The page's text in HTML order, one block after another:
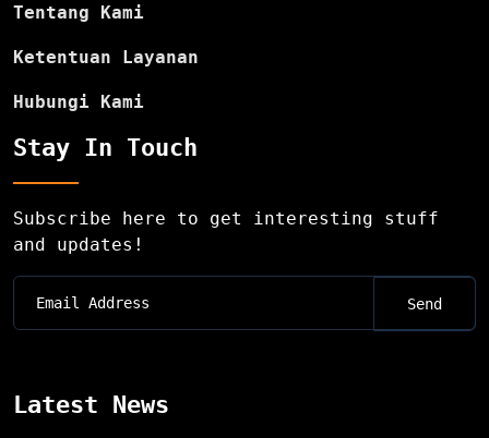
Tentang Kami
Ketentuan Layanan
Hubungi Kami
Stay In Touch
Subscribe here to get interesting stuff
and updates!
Latest News